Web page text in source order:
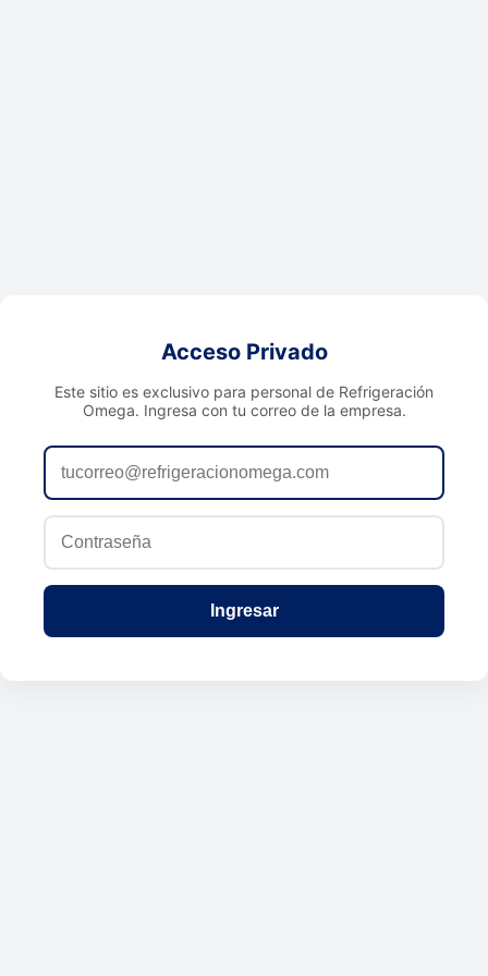
Acceso Privado
Este sitio es exclusivo para personal de Refrigeración
Omega. Ingresa con tu correo de la empresa.
Ingresar